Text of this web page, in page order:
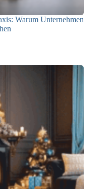
Warum Unternehmen